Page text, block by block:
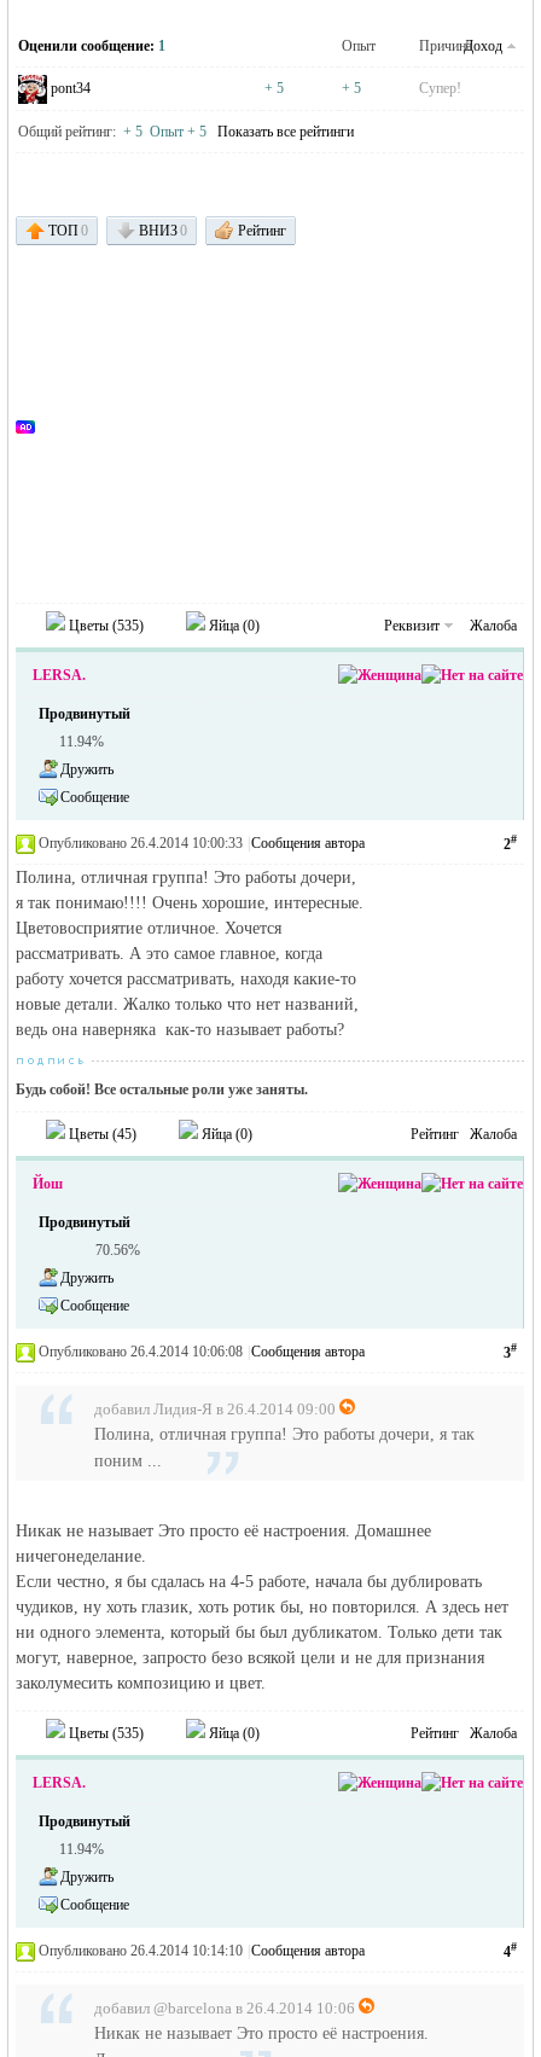
RU
Оценили сообщение: 1 Опыт Доход
Причина
pont34 + 5 + 5 Супер!
Общий рейтинг: + 5 Опыт + 5 Показать все рейтинги
ТОП0 ВНИЗ0 Рейтинг
Цветы (535) Яйца (0) Реквизит Жалоба
LERSA.
Продвинутый
11.94%
Дружить
Сообщение
2#
Опубликовано 26.4.2014 10:00:33 Сообщения автора
Полина, отличная группа! Это работы дочери,
я так понимаю!!!! Очень хорошие, интересные.
Цветовосприятие отличное. Хочется
рассматривать. А это самое главное, когда
работу хочется рассматривать, находя какие-то
новые детали. Жалко только что нет названий,
ведь она наверняка как-то называет работы?
Будь собой! Все остальные роли уже заняты.
Цветы (45) Яйца (0) Рейтинг Жалоба
Йош
Продвинутый
70.56%
Дружить
Сообщение
3#
Опубликовано 26.4.2014 10:06:08 Сообщения автора
добавил Лидия-Я в 26.4.2014 09:00
Полина, отличная группа! Это работы дочери, я так
поним ...
Никак не называет Это просто её настроения. Домашнее
ничегонеделание.
Если честно, я бы сдалась на 4-5 работе, начала бы дублировать
чудиков, ну хоть глазик, хоть ротик бы, но повторился. А здесь нет
ни одного элемента, который бы был дубликатом. Только дети так
могут, наверное, запросто безо всякой цели и не для признания
заколумесить композицию и цвет.
Цветы (535) Яйца (0) Рейтинг Жалоба
LERSA.
Продвинутый
11.94%
Дружить
Сообщение
4#
Опубликовано 26.4.2014 10:14:10 Сообщения автора
добавил @barcelona в 26.4.2014 10:06
Никак не называет Это просто её настроения.